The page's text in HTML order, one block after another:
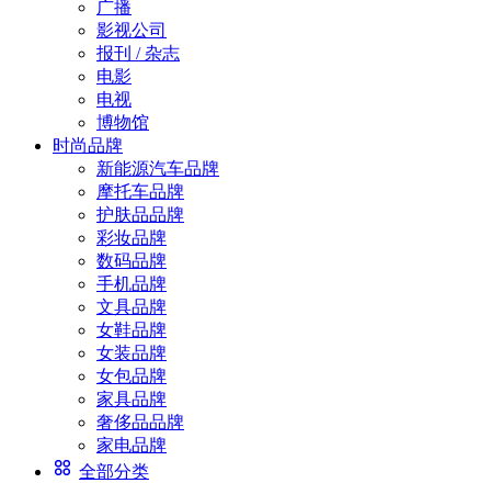
广播
影视公司
报刊 / 杂志
电影
电视
博物馆
时尚品牌
新能源汽车品牌
摩托车品牌
护肤品品牌
彩妆品牌
数码品牌
手机品牌
文具品牌
女鞋品牌
女装品牌
女包品牌
家具品牌
奢侈品品牌
家电品牌
全部分类